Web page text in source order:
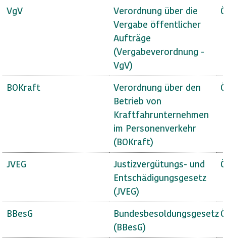
VgV
Verordnung über die
Vergabe öffentlicher
Aufträge
(Vergabeverordnung -
VgV)
BOKraft
Verordnung über den
Betrieb von
Kraftfahrunternehmen
im Personenverkehr
(BOKraft)
JVEG
Justizvergütungs- und
Entschädigungsgesetz
(JVEG)
BBesG
Bundesbesoldungsgesetz
(BBesG)